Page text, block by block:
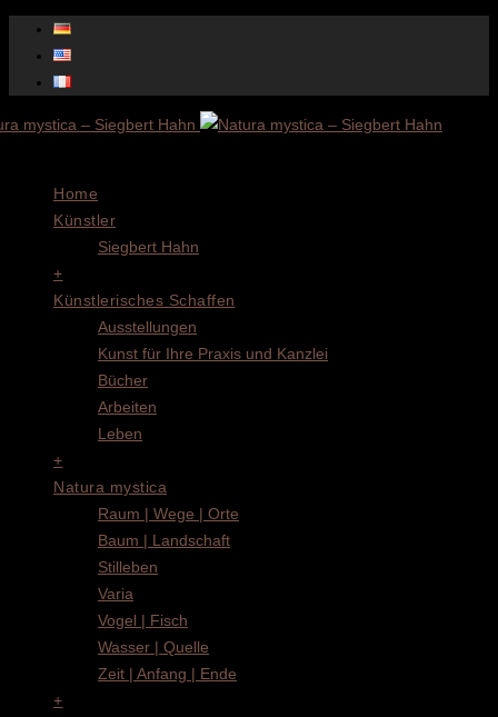
Home
Künstler
Siegbert Hahn
+
Künstlerisches Schaffen
Ausstellungen
Kunst für Ihre Praxis und Kanzlei
Bücher
Arbeiten
Leben
+
Natura mystica
Raum | Wege | Orte
Baum | Landschaft
Stilleben
Varia
Vogel | Fisch
Wasser | Quelle
Zeit | Anfang | Ende
+